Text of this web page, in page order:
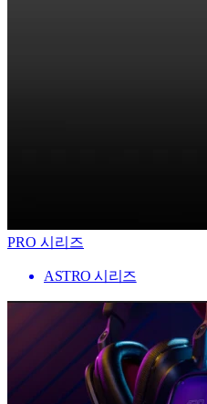
PRO 시리즈
ASTRO 시리즈